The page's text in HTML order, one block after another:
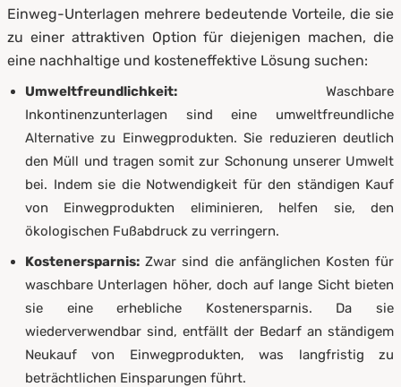
Einweg-Unterlagen mehrere bedeutende Vorteile, die sie
zu einer attraktiven Option für diejenigen machen, die
eine nachhaltige und kosteneffektive Lösung suchen:
Umweltfreundlichkeit: Waschbare
Inkontinenzunterlagen sind eine umweltfreundliche
Alternative zu Einwegprodukten. Sie reduzieren deutlich
den Müll und tragen somit zur Schonung unserer Umwelt
bei. Indem sie die Notwendigkeit für den ständigen Kauf
von Einwegprodukten eliminieren, helfen sie, den
ökologischen Fußabdruck zu verringern.
Kostenersparnis: Zwar sind die anfänglichen Kosten für
waschbare Unterlagen höher, doch auf lange Sicht bieten
sie eine erhebliche Kostenersparnis. Da sie
wiederverwendbar sind, entfällt der Bedarf an ständigem
Neukauf von Einwegprodukten, was langfristig zu
beträchtlichen Einsparungen führt.